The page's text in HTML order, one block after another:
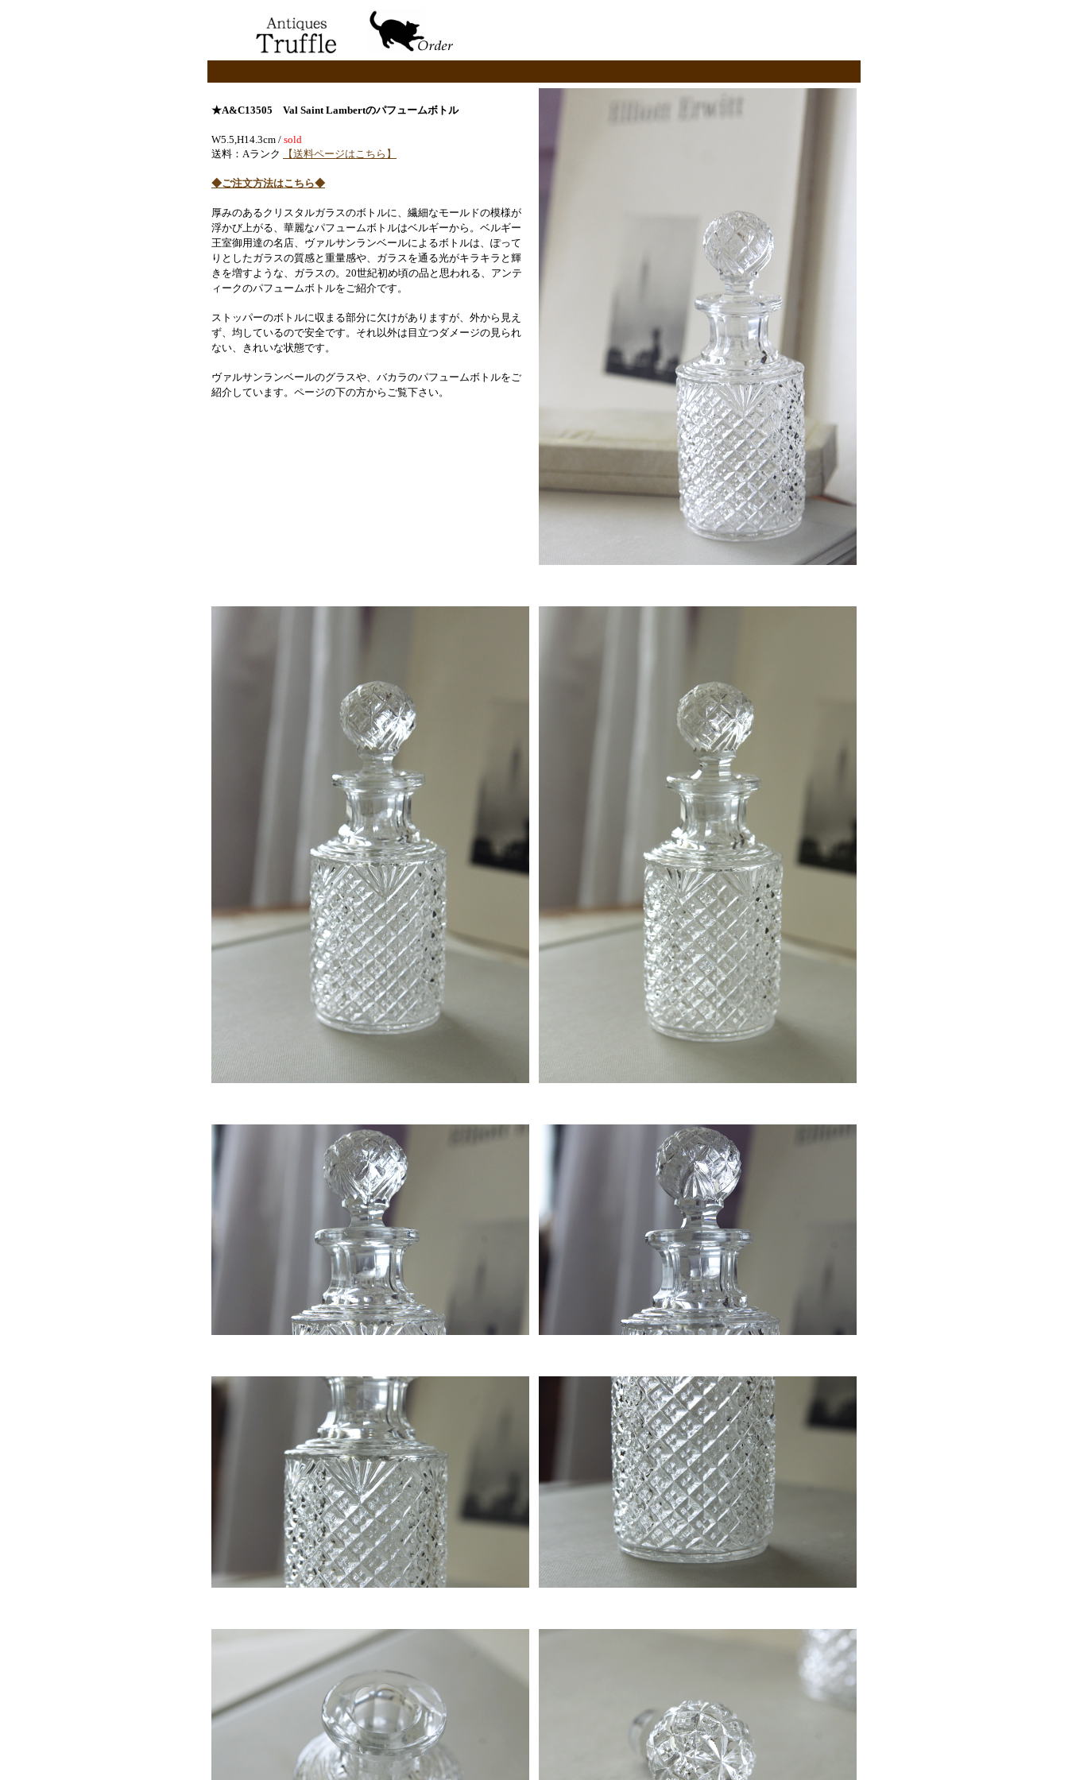
★A&C13505 Val Saint Lambertのパフュームボトル
W5.5,H14.3cm / sold
送料：Aランク
【送料ページはこちら】
◆ご注文方法はこちら◆
厚みのあるクリスタルガラスのボトルに、繊細なモールドの模様が
浮かび上がる、華麗なパフュームボトルはベルギーから。ベルギー
王室御用達の名店、ヴァルサンランベールによるボトルは、ぽって
りとしたガラスの質感と重量感や、ガラスを通る光がキラキラと輝
きを増すような、ガラスの。20世紀初め頃の品と思われる、アンテ
ィークのパフュームボトルをご紹介です。
ストッパーのボトルに収まる部分に欠けがありますが、外から見え
ず、均しているので安全です。それ以外は目立つダメージの見られ
ない、きれいな状態です。
ヴァルサンランベールのグラスや、バカラのパフュームボトルをご
紹介しています。ページの下の方からご覧下さい。